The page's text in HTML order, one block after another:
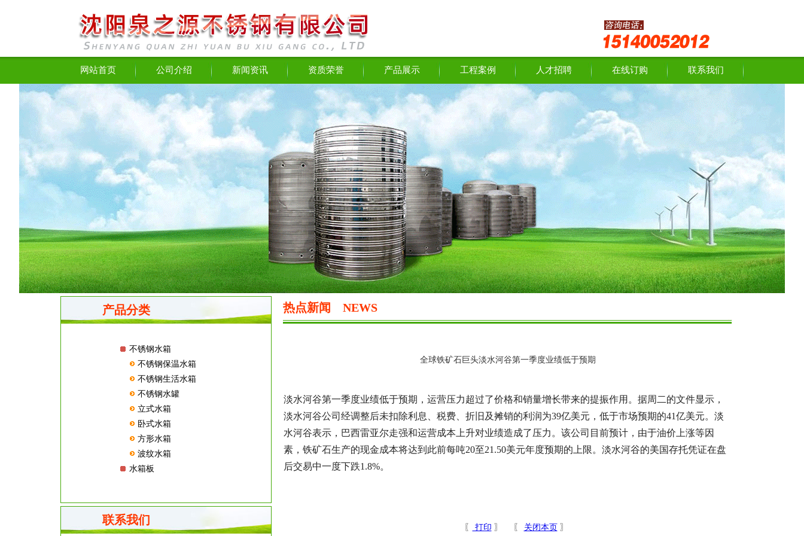
网站首页 公司介绍 新闻资讯 资质荣誉 产品展示 工程案例 人才招聘 在线订购 联系我们
产品分类
不锈钢水箱
不锈钢保温水箱
不锈钢生活水箱
不锈钢水罐
立式水箱
卧式水箱
方形水箱
波纹水箱
水箱板
联系我们
热点新闻 NEWS
全球铁矿石巨头淡水河谷第一季度业绩低于预期
淡水河谷第一季度业绩低于预期，运营压力超过了价格和销量增长带来的提振作用。据周二的文件显示，
淡水河谷公司经调整后未扣除利息、税费、折旧及摊销的利润为39亿美元，低于市场预期的41亿美元。淡
水河谷表示，巴西雷亚尔走强和运营成本上升对业绩造成了压力。该公司目前预计，由于油价上涨等因
素，铁矿石生产的现金成本将达到此前每吨20至21.50美元年度预期的上限。淡水河谷的美国存托凭证在盘
后交易中一度下跌1.8%。
〖 打印 〗 〖 关闭本页 〗